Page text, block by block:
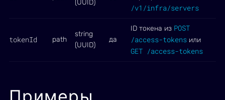
(UUID)
/v1/infra/servers
tokenId path
string
(UUID)
да
ID токена из POST
/access-tokens или
GET /access-tokens